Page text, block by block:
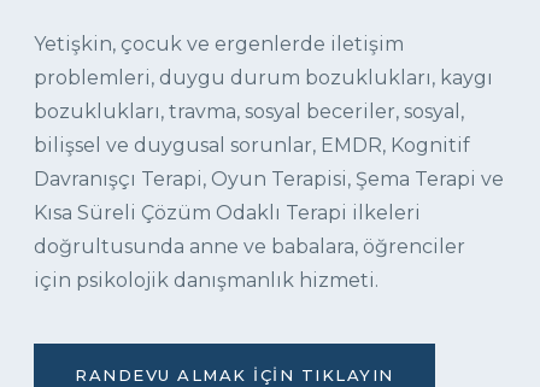
Yetişkin, çocuk ve ergenlerde iletişim
problemleri, duygu durum bozuklukları, kaygı
bozuklukları, travma, sosyal beceriler, sosyal,
bilişsel ve duygusal sorunlar, EMDR, Kognitif
Davranışçı Terapi, Oyun Terapisi, Şema Terapi ve
Kısa Süreli Çözüm Odaklı Terapi ilkeleri
doğrultusunda anne ve babalara, öğrenciler
için psikolojik danışmanlık hizmeti.
RANDEVU ALMAK İÇIN TIKLAYIN